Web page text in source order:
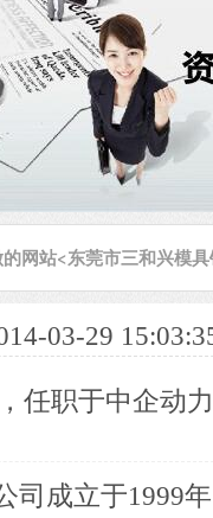
网站<东莞市三和兴模
03-29
任职于中企动
司成立于1999